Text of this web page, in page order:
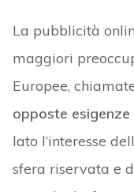
La pubblicità
maggiori
Europee,
opposte
lato l’interesse
sfera riservata e